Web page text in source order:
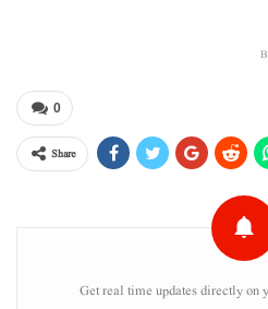
0
Share
Get real time updates directly on